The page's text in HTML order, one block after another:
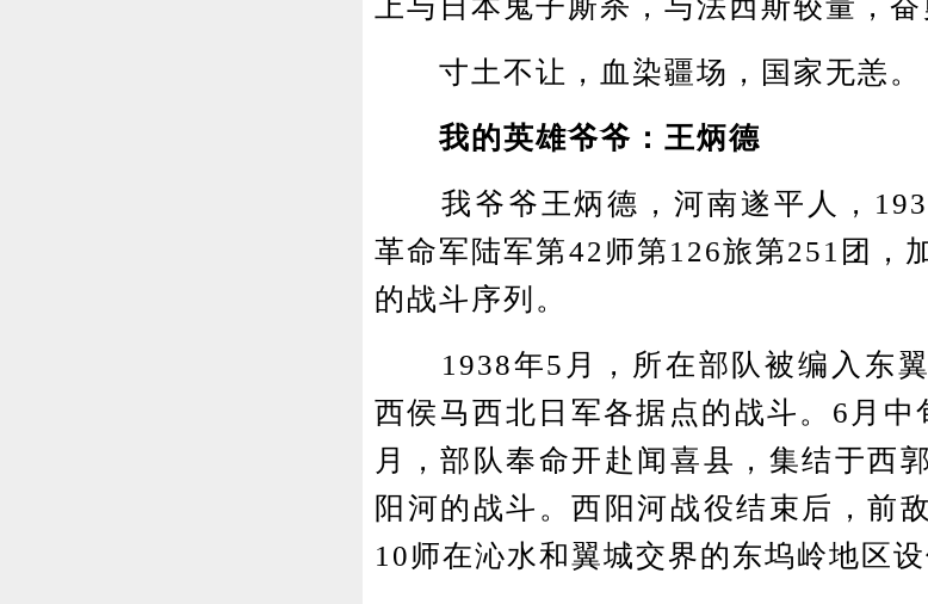
上与日本鬼子厮杀，与法西斯较量，奋
寸土不让，血染疆场，国家无恙。
我的英雄爷爷：王炳德
我爷爷王炳德，河南遂平人，
革命军陆军第42师第126旅第251团，
的战斗序列。
1938年5月，所在部队被编入东翼
西侯马西北日军各据点的战斗。6月中
月，部队奉命开赴闻喜县，集结于西
阳河的战斗。西阳河战役结束后，前
10师在沁水和翼城交界的东坞岭地区设